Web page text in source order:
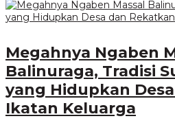
Megahnya Ngaben
Balinuraga, Tradisi
yang Hidupkan
Ikatan Keluarga